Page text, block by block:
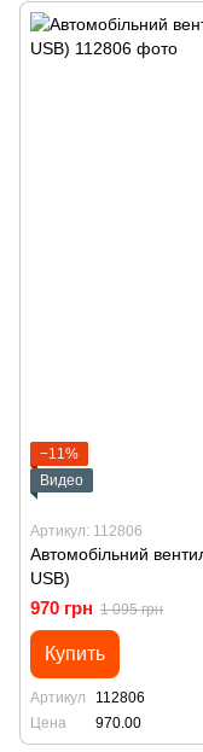
−11%
Видео
Артикул: 112806
Автомобільний
USB)
970 грн 1 095 грн
Купить
Артикул
112806
Цена
970.00